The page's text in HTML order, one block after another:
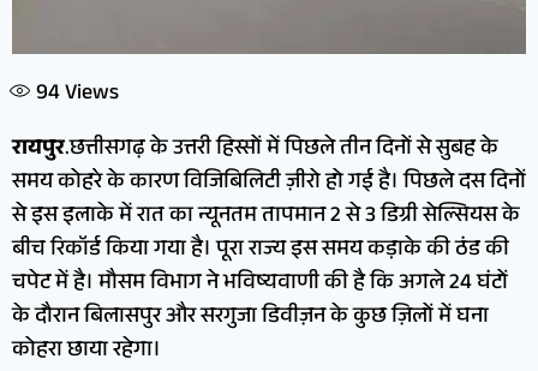
94Views
रायपुर.छत्तीसगढ़ के उत्तरी हिस्सों में पिछले तीन दिनों से सुबह के
समय कोहरे के कारण विजिबिलिटी ज़ीरो हो गई है। पिछले दस दिनों
से इस इलाके में रात का न्यूनतम तापमान 2 से 3 डिग्री सेल्सियस के
बीच रिकॉर्ड किया गया है। पूरा राज्य इस समय कड़ाके की ठंड की
चपेट में है। मौसम विभाग ने भविष्यवाणी की है कि अगले 24 घंटों
के दौरान बिलासपुर और सरगुजा डिवीज़न के कुछ ज़िलों में घना
कोहरा छाया रहेगा।